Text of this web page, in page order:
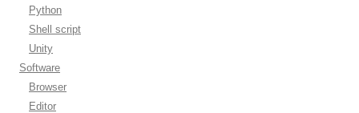
Python
Shell script
Unity
Software
Browser
Editor